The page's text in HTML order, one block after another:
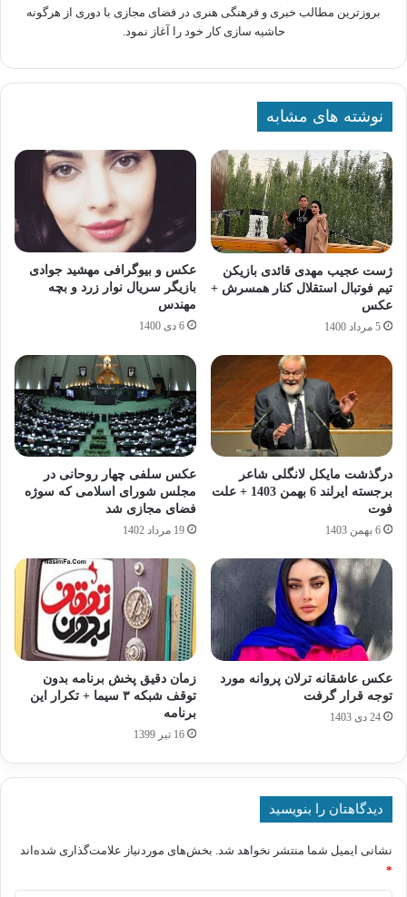
بروزترین مطالب خبری و فرهنگی هنری در فضای مجازی با دوری از هرگونه
حاشیه سازی کار خود را آغاز نمود.
نوشته های مشابه
ژست عجیب مهدی قائدی بازیکن
تیم فوتبال استقلال کنار همسرش +
عکس
5 مرداد 1400
عکس و بیوگرافی مهشید جوادی
بازیگر سریال نوار زرد و بچه
مهندس
6 دی 1400
درگذشت مایکل لانگلی شاعر
برجسته‌ ایرلند 6 بهمن 1403 + علت
فوت
6 بهمن 1403
عکس سلفی چهار روحانی در
مجلس شورای اسلامی که سوژه
فضای مجازی شد
19 مرداد 1402
عکس عاشقانه ترلان پروانه مورد
توجه قرار گرفت
24 دی 1403
زمان دقیق پخش برنامه بدون
توقف شبکه ۳ سیما + تکرار این
برنامه
16 تیر 1399
دیدگاهتان را بنویسید
نشانی ایمیل شما منتشر نخواهد شد. بخش‌های موردنیاز علامت‌گذاری شده‌اند
*